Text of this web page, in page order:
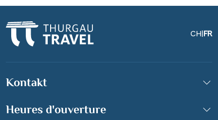
CH|FR
Kontakt
Heures d'ouverture